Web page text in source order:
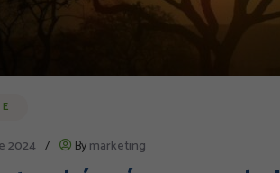
2024 / Bymarketing